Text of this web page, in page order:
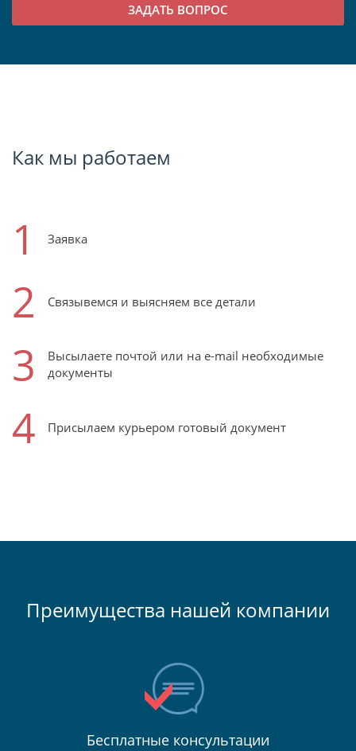
Как мы работаем
1 Заявка
2 Связывемся и выясняем все детали
3
Высылаете почтой или на e-mail необходимые
документы
4 Присылаем курьером готовый документ
Преимущества нашей компании
Бесплатные консультации